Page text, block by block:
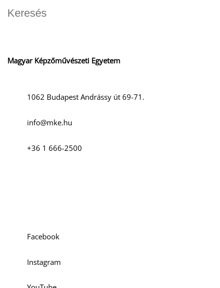
Magyar Képzőművészeti Egyetem
1062 Budapest Andrássy út 69-71.
info@mke.hu
+36 1 666-2500
Facebook
Instagram